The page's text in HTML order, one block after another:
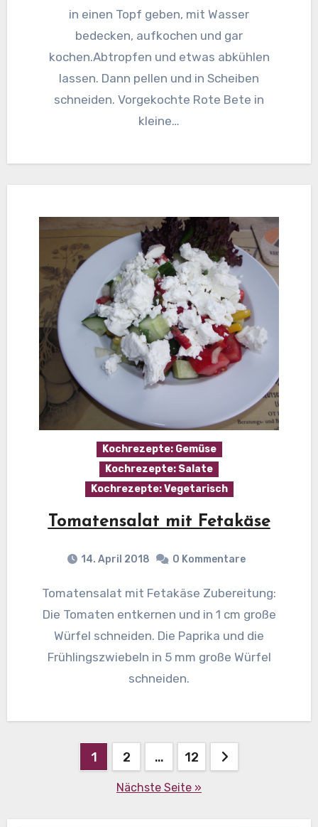
in einen Topf geben, mit Wasser
bedecken, aufkochen und gar
kochen.Abtropfen und etwas abkühlen
lassen. Dann pellen und in Scheiben
schneiden. Vorgekochte Rote Bete in
kleine…
Kochrezepte: Gemüse
Kochrezepte: Salate
Kochrezepte: Vegetarisch
Tomatensalat mit Fetakäse
14. April 2018 0 Kommentare
Tomatensalat mit Fetakäse Zubereitung:
Die Tomaten entkernen und in 1 cm große
Würfel schneiden. Die Paprika und die
Frühlingszwiebeln in 5 mm große Würfel
schneiden.
Beitragsnavigation
1 2 … 12
Nächste Seite »